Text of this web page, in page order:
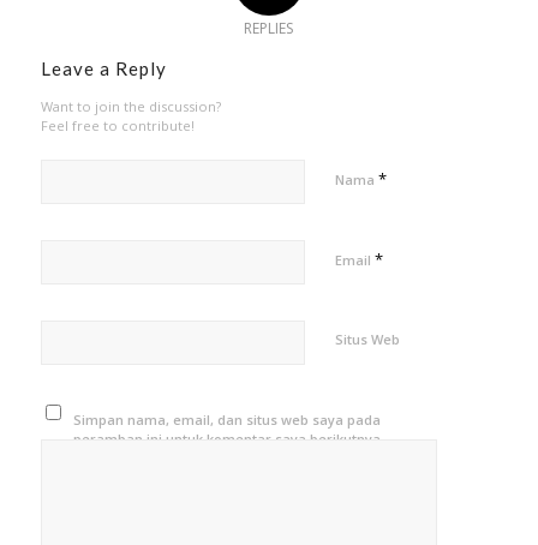
REPLIES
Leave a Reply
Want to join the discussion?
Feel free to contribute!
Nama *
Email *
Situs Web
Simpan nama, email, dan situs web saya pada
peramban ini untuk komentar saya berikutnya.